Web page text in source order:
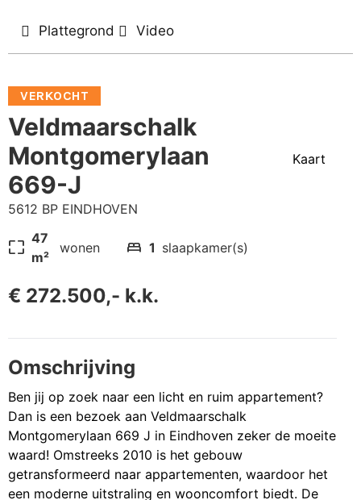
Plattegrond Video
VERKOCHT
Veldmaarschalk
Montgomerylaan
669-J
5612 BP EINDHOVEN
pageless 47
m²
wonen bed 1 slaapkamer(s)
€ 272.500,- k.k.
Kaart
Omschrijving
Ben jij op zoek naar een licht en ruim appartement?
Dan is een bezoek aan Veldmaarschalk
Montgomerylaan 669 J in Eindhoven zeker de moeite
waard! Omstreeks 2010 is het gebouw
getransformeerd naar appartementen, waardoor het
een moderne uitstraling en wooncomfort biedt. De